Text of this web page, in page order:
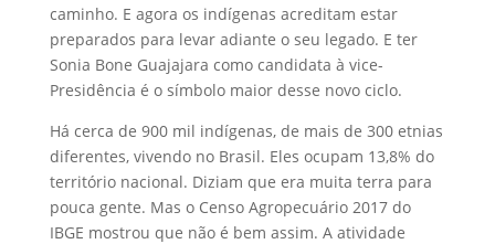
caminho. E agora os indígenas acreditam estar
preparados para levar adiante o seu legado. E ter
Sonia Bone Guajajara como candidata à vice-
Presidência é o símbolo maior desse novo ciclo.
Há cerca de 900 mil indígenas, de mais de 300 etnias
diferentes, vivendo no Brasil. Eles ocupam 13,8% do
território nacional. Diziam que era muita terra para
pouca gente. Mas o Censo Agropecuário 2017 do
IBGE mostrou que não é bem assim. A atividade